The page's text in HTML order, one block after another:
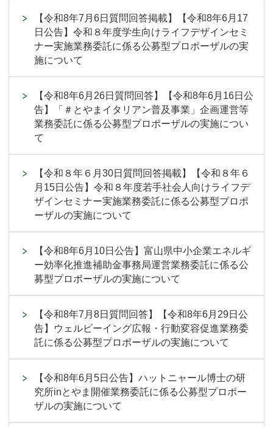
【令和8年7月6日質問回答掲載】【令和8年6月17
日公告】令和８年度学生向けライフデザインセミ
ナー実施業務委託に係る公募型プロポーザルの実
施について
【令和8年6月26日質問回答】【令和8年6月16日公
告】「＃とやまイタリアン普及事業」企画運営等
業務委託に係る公募型プロポーザルの実施につい
て
【令和８年６月30日質問回答掲載】【令和８年６
月15日公告】令和８年度若手社会人向けライフデ
ザインセミナー実施業務委託に係る公募型プロポ
ーザルの実施について
【令和8年6月10日公告】富山県中小企業エネルギ
ー効率化推進補助金事務局運営業務委託に係る公
募型プロポーザルの実施について
【令和8年7月8日質問回答】【令和8年6月29日公
告】ウェルビーイング広報・行動変容促進業務委
託に係る公募型プロポーザルの実施について
【令和8年6月5日公告】ハットニャール博士の研
究所inとやま開催業務委託に係る公募型プロポー
ザルの実施について